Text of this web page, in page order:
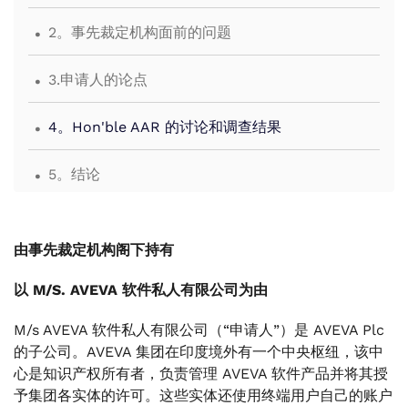
. 2。事先裁定机构面前的问题
. 3.申请人的论点
. 4。Hon'ble AAR 的讨论和调查结果
. 5。结论
由事先裁定机构阁下持有
以 M/S. AVEVA 软件私人有限公司为由
M/s AVEVA 软件私人有限公司（“申请人”）是 AVEVA Plc
的子公司。AVEVA 集团在印度境外有一个中央枢纽，该中
心是知识产权所有者，负责管理 AVEVA 软件产品并将其授
予集团各实体的许可。这些实体还使用终端用户自己的账户